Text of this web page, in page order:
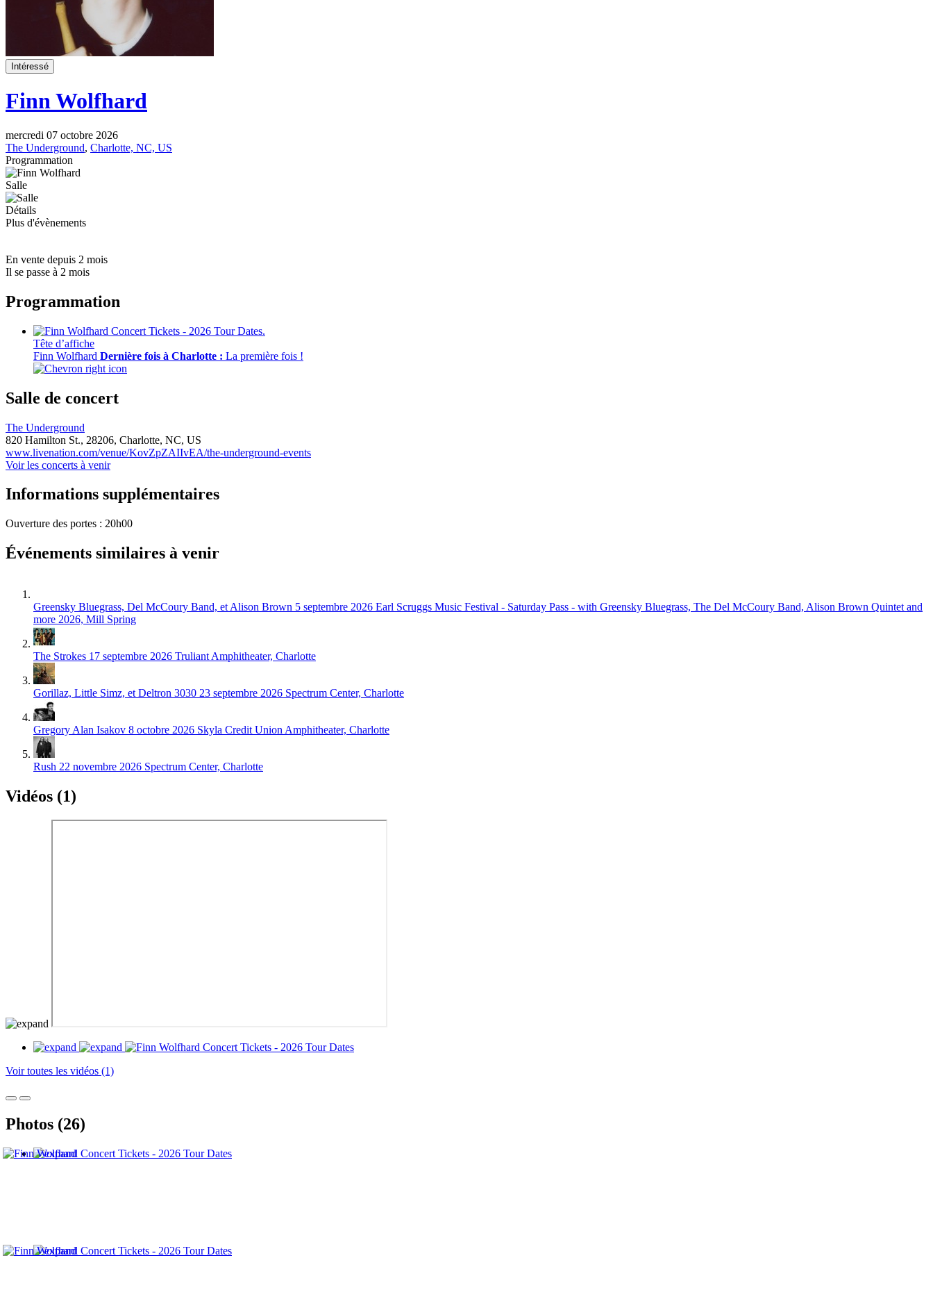
Intéressé
Finn Wolfhard
mercredi 07 octobre 2026
The Underground, Charlotte, NC, US
Programmation
Salle
Détails
Plus d'évènements
En vente depuis 2 mois
Il se passe à 2 mois
Programmation
Tête d’affiche
Finn Wolfhard Dernière fois à Charlotte : La première fois !
Salle de concert
The Underground
820 Hamilton St., 28206, Charlotte, NC, US
www.livenation.com/venue/KovZpZAIIvEA/the-underground-events
Voir les concerts à venir
Informations supplémentaires
Ouverture des portes : 20h00
Événements similaires à venir
Greensky Bluegrass, Del McCoury Band, et Alison Brown 5 septembre 2026 Earl Scruggs Music Festival - Saturday Pass - with Greensky Bluegrass, The Del McCoury Band, Alison Brown Quintet and
more 2026, Mill Spring
The Strokes 17 septembre 2026 Truliant Amphitheater, Charlotte
Gorillaz, Little Simz, et Deltron 3030 23 septembre 2026 Spectrum Center, Charlotte
Gregory Alan Isakov 8 octobre 2026 Skyla Credit Union Amphitheater, Charlotte
Rush 22 novembre 2026 Spectrum Center, Charlotte
Vidéos (1)
Voir toutes les vidéos (1)
Photos (26)